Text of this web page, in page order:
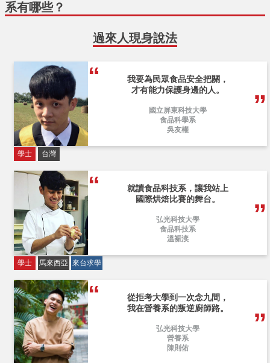
系有哪些？
過來人現身說法
我要為民眾食品安全把關，
才有能力保護身邊的人。
國立屏東科技大學
食品科學系
吳友權
學士 台灣
就讀食品科技系，讓我站上
國際烘焙比賽的舞台。
弘光科技大學
食品科技系
溫裖湙
學士 馬來西亞 來台求學
從拒考大學到一次念九間，
我在營養系的叛逆廚師路。
弘光科技大學
營養系
陳則佑